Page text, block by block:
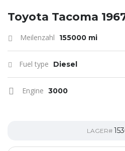
Toyota Tacoma
Meilenzahl 155000 mi
Fuel type Diesel
Engine 3000
LAGER#